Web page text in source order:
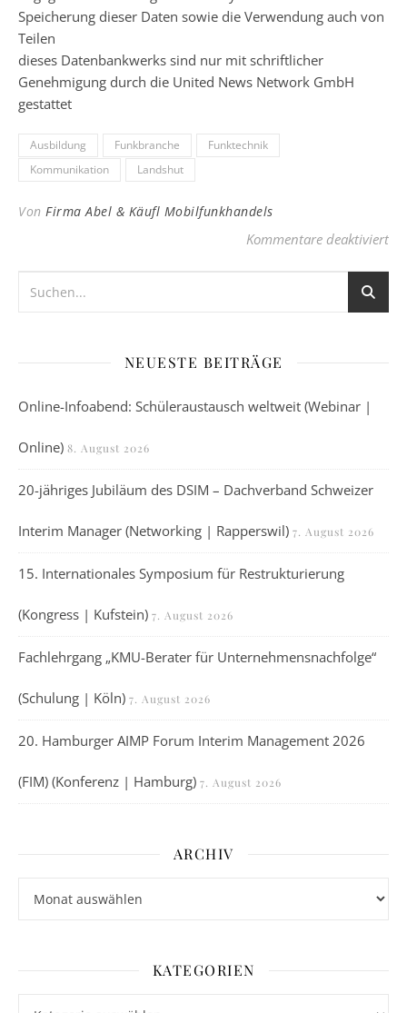
Speicherung dieser Daten sowie die Verwendung auch von
Teilen
dieses Datenbankwerks sind nur mit schriftlicher
Genehmigung durch die United News Network GmbH
gestattet
Ausbildung Funkbranche
Funktechnik
Kommunikation
Landshut
Von Firma Abel & Käufl Mobilfunkhandels
Kommentare deaktiviertfür
NEUESTE BEITRÄGE
Online-Infoabend: Schüleraustausch weltweit (Webinar |
Online) 8. August 2026
20-jähriges Jubiläum des DSIM – Dachverband Schweizer
Interim Manager (Networking | Rapperswil) 7. August 2026
15. Internationales Symposium für Restrukturierung
(Kongress | Kufstein) 7. August 2026
Fachlehrgang „KMU-Berater für Unternehmensnachfolge“
(Schulung | Köln) 7. August 2026
20. Hamburger AIMP Forum Interim Management 2026
(FIM) (Konferenz | Hamburg) 7. August 2026
ARCHIV
KATEGORIEN